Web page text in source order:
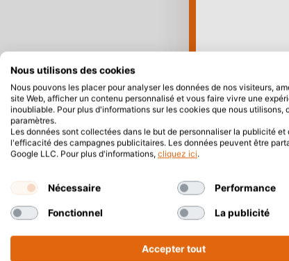
Nous utilisons des cookies
Nous pouvons les placer pour analyser les données de nos visiteurs,
site Web, afficher un contenu personnalisé et vous faire vivre une
inoubliable. Pour plus d'informations sur les cookies que nous utilisons,
paramètres.
Les données sont collectées dans le but de personnaliser la publicité et
l'efficacité des campagnes publicitaires. Les données peuvent être
Google LLC. Pour plus d'informations, cliquez ici.
Nécessaire Performance
Fonctionnel La publicité
Accepter tout